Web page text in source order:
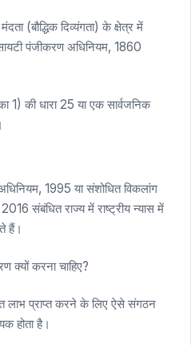
(बौद्धिक दिव्यंगता) के क्षेत्र में
पंजीकरण अधिनियम, 1860
की धारा 25 या एक सार्वजनिक
1995 या संशोधित विकलांग
संबंधित राज्य में राष्ट्रीय न्यास में
हैं।
क्यों करना चाहिए?
लाभ प्राप्त करने के लिए ऐसे संगठन
होता है।